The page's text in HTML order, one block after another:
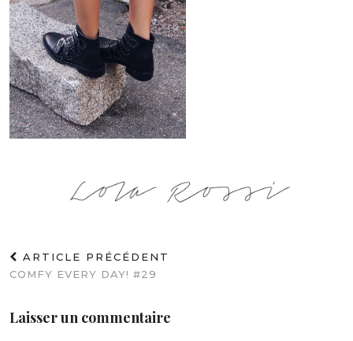
ARTICLE PRÉCÉDENT
COMFY EVERY DAY! #29
Laisser un commentaire